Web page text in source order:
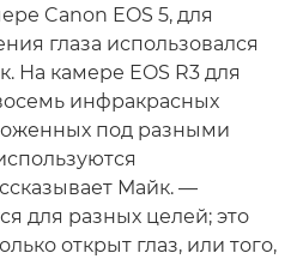
Canon EOS 5, для
глаза использовался
На камере EOS R3 для
инфракрасных
под разными
Майк. —
для разных целей; это
открыт глаз, или того,